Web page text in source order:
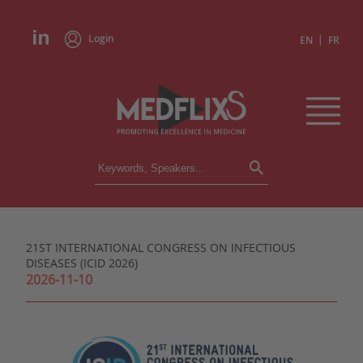
Login EN | FR
CONFERENCES
INSTITUTIONS
ACADEMIES
21ST INTERNATIONAL CONGRESS ON INFECTIOUS
DISEASES (ICID 2026)
2026-11-10